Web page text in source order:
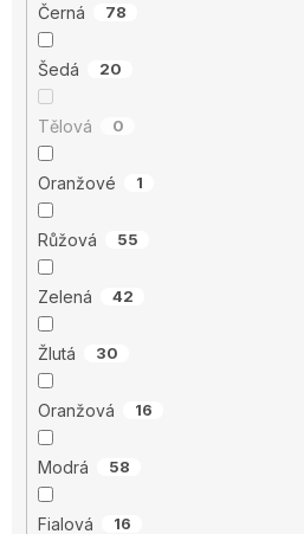
Černá 78
Šedá 20
Tělová 0
Oranžové 1
Růžová 55
Zelená 42
Žlutá 30
Oranžová 16
Modrá 58
Fialová 16